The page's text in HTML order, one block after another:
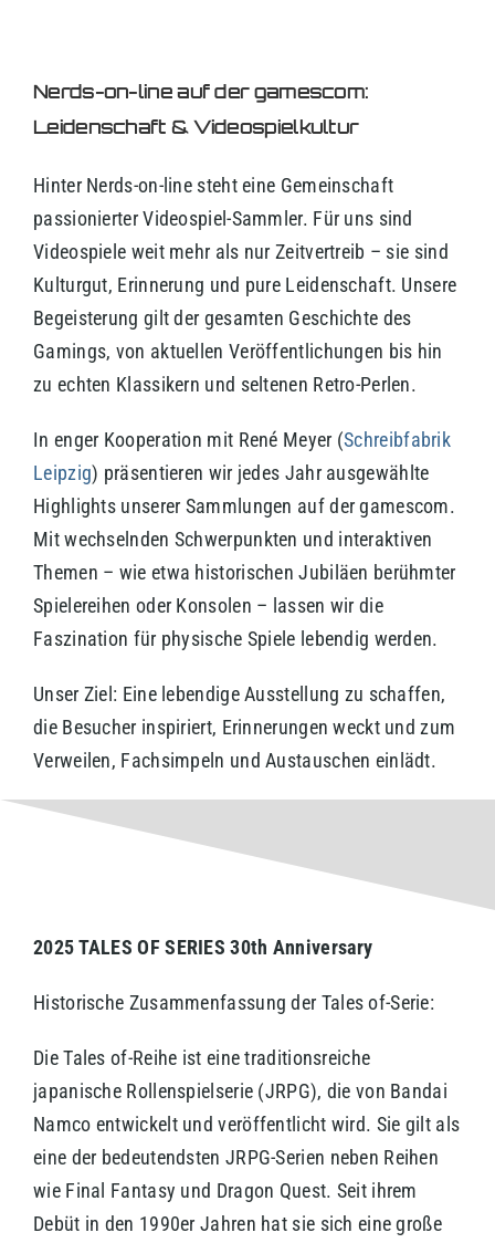
Nerds-on-line auf der gamescom:
Leidenschaft & Videospielkultur
Hinter Nerds-on-line steht eine Gemeinschaft
passionierter Videospiel-Sammler. Für uns sind
Videospiele weit mehr als nur Zeitvertreib – sie sind
Kulturgut, Erinnerung und pure Leidenschaft. Unsere
Begeisterung gilt der gesamten Geschichte des
Gamings, von aktuellen Veröffentlichungen bis hin
zu echten Klassikern und seltenen Retro-Perlen.
In enger Kooperation mit René Meyer (Schreibfabrik
Leipzig) präsentieren wir jedes Jahr ausgewählte
Highlights unserer Sammlungen auf der gamescom.
Mit wechselnden Schwerpunkten und interaktiven
Themen – wie etwa historischen Jubiläen berühmter
Spielereihen oder Konsolen – lassen wir die
Faszination für physische Spiele lebendig werden.
Unser Ziel: Eine lebendige Ausstellung zu schaffen,
die Besucher inspiriert, Erinnerungen weckt und zum
Verweilen, Fachsimpeln und Austauschen einlädt.
2025 TALES OF SERIES 30th Anniversary
Historische Zusammenfassung der Tales of-Serie:
Die Tales of-Reihe ist eine traditionsreiche
japanische Rollenspielserie (JRPG), die von Bandai
Namco entwickelt und veröffentlicht wird. Sie gilt als
eine der bedeutendsten JRPG-Serien neben Reihen
wie Final Fantasy und Dragon Quest. Seit ihrem
Debüt in den 1990er Jahren hat sie sich eine große